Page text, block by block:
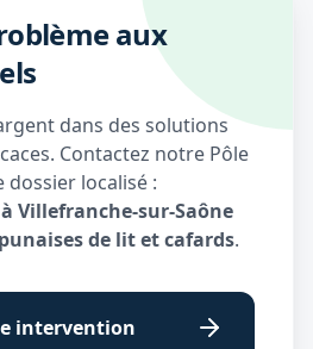
aux
dans des solutions
Contactez notre Pôle
dossier localisé :
Villefranche-sur-Saône
de lit et cafards.
intervention